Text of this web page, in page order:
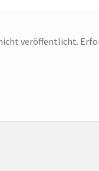
veröffentlicht.